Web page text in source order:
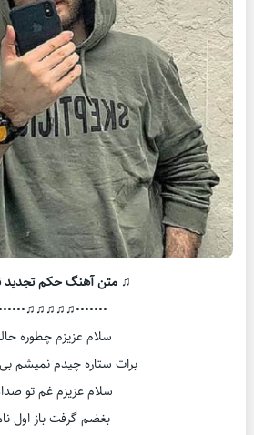
♫ متن آهنگ حکم تجدید
سلام عزیزم چطوره
برات ستاره چیدم نمیشم
سلام عزیزم غم تو
بغضم گرفت باز اول